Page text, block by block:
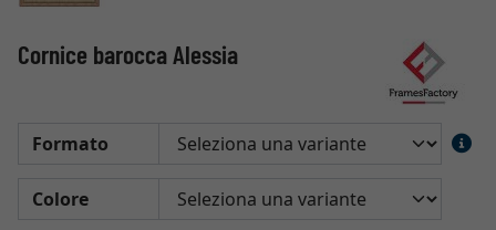
Cornice barocca Alessia
Formato
Colore